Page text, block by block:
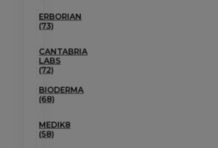
ERBORIAN
(73)
CANTABRIA
LABS
(72)
BIODERMA
(68)
MEDIK8
(58)